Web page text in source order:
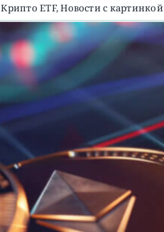
Крипто ETF,Новости с картинкой